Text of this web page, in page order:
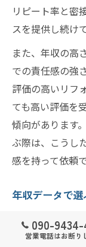
リピート率と密
スを提供し続け
また、年収の高
での責任感の強
評価の高いリフ
ても高い評価を
傾向があります
ぶ際は、こうし
感を持って依頼
年収データで
用することで、
090-9434-
営業電話はお断り